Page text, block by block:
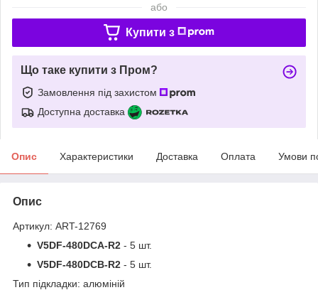
або
Купити з
Що таке купити з Пром?
Замовлення під захистом
Доступна доставка
Опис Характеристики Доставка Оплата Умови
Опис
Артикул: ART-12769
V5DF-480DCA-R2 - 5 шт.
V5DF-480DCB-R2 - 5 шт.
Тип підкладки: алюміній